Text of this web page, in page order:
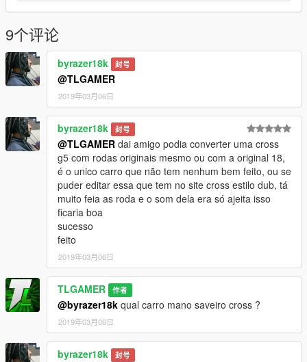
9个评论
byrazer18k 封号
@TLGAMER
2019年03月06日
byrazer18k 封号
@TLGAMER dai amigo podia converter uma cross
g5 com rodas originais mesmo ou com a original 18,
é o unico carro que não tem nenhum bem feito, ou se
puder editar essa que tem no site cross estilo dub, tá
muito feia as roda e o som dela era só ajeita isso
ficaria boa
sucesso
feito
2019年03月06日
TLGAMER 作者
@byrazer18k qual carro mano saveiro cross ?
2019年03月06日
byrazer18k 封号